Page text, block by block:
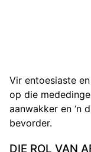
Vir entoesiaste
op die
aanwakker en ‘n
bevorder.
DIE ROL VAN